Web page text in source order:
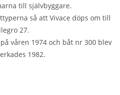
till självbyggare.
så att Vivace döps om till
27.
våren 1974 och båt nr 300 blev
1982.